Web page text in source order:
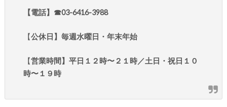
【電話】☎︎03-6416-3988
【公休日】毎週水曜日・年末年始
【営業時間】平日１２時〜２１時／土日・祝日１０
時〜１９時